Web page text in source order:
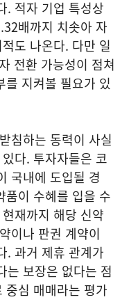
. 적자 기업 특성상
배까지 치솟아 자
도 나온다. 다만 일
전환 가능성이 점쳐
지켜볼 필요가 있
침하는 동력이 사실
다. 투자자들은 코
국내에 도입될 경
품이 수혜를 입을 수
재까지 해당 신약
이나 판권 계약이
. 과거 제휴 관계가
는 보장은 없다는 점
중심 매매라는 평가